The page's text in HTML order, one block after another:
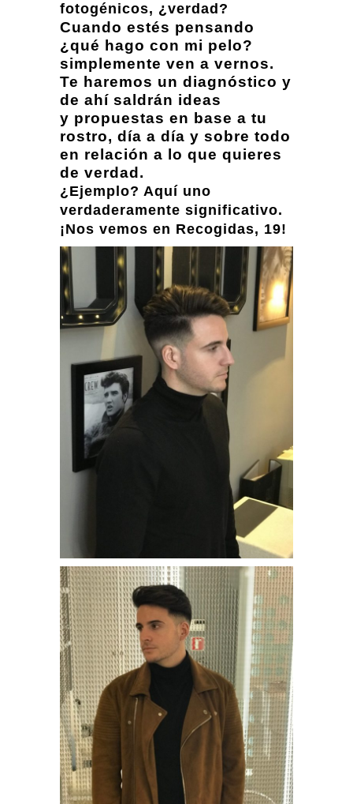
fotogénicos, ¿verdad?
Cuando estés pensando
¿qué hago con mi pelo?
simplemente ven a vernos.
Te haremos un diagnóstico y
de ahí saldrán ideas
y propuestas en base a tu
rostro, día a día y sobre todo
en relación a lo que quieres
de verdad.
¿Ejemplo? Aquí uno
verdaderamente significativo.
¡Nos vemos en Recogidas, 19!